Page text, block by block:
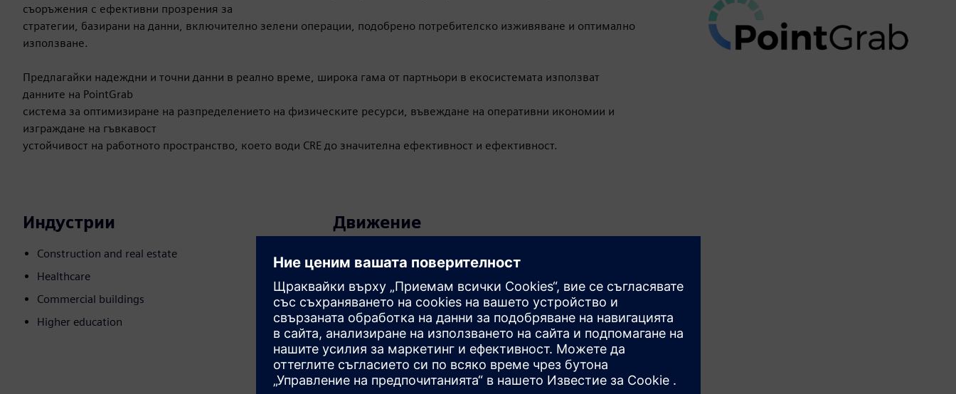
съоръжения с ефективни прозрения за
стратегии, базирани на данни, включително зелени операции, подобрено потребителско изживяване и оптимално
използване.
Предлагайки надеждни и точни данни в реално време, широка гама от партньори в екосистемата използват
данните на PointGrab
система за оптимизиране на разпределението на физическите ресурси, въвеждане на оперативни икономии и
изграждане на гъвкавост
устойчивост на работното пространство, което води CRE до значителна ефективност и ефективност.
Индустрии
Construction and real estate
Healthcare
Commercial buildings
Higher education
Движение
Препродавайте/съвместно продавайте SW и цифрово
активиран HW на Siemens Xcelerator